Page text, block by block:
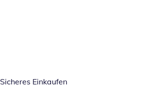
Sicheres Einkaufen